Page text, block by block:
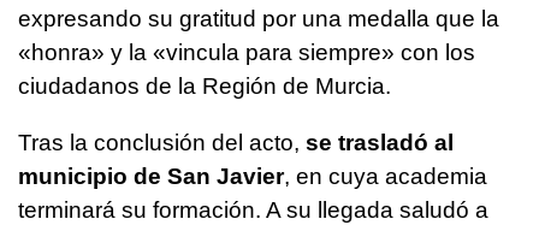
expresando su gratitud por una medalla que la
«honra» y la «vincula para siempre» con los
ciudadanos de la Región de Murcia.
Tras la conclusión del acto, se trasladó al
municipio de San Javier, en cuya academia
terminará su formación. A su llegada saludó a